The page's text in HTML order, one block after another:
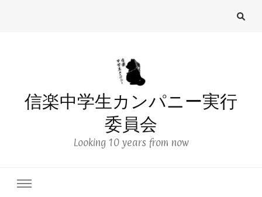
信楽中学生カンパニー実行
委員会
Looking 10 years from now